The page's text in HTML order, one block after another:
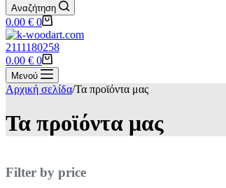
Αναζήτηση
Shopping
cart
0.00 € 0
2111180258
Shopping
cart
0.00 € 0
Μενού
Αρχική σελίδα/Τα προϊόντα μας
Τα προϊόντα μας
Filter by price